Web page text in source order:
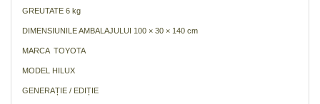
GREUTATE 6 kg
DIMENSIUNILE AMBALAJULUI 100 × 30 × 140 cm
MARCA TOYOTA
MODEL HILUX
GENERAȚIE / EDIȚIE